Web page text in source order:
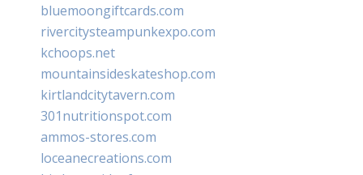
bluemoongiftcards.com
rivercitysteampunkexpo.com
kchoops.net
mountainsideskateshop.com
kirtlandcitytavern.com
301nutritionspot.com
ammos-stores.com
loceanecreations.com